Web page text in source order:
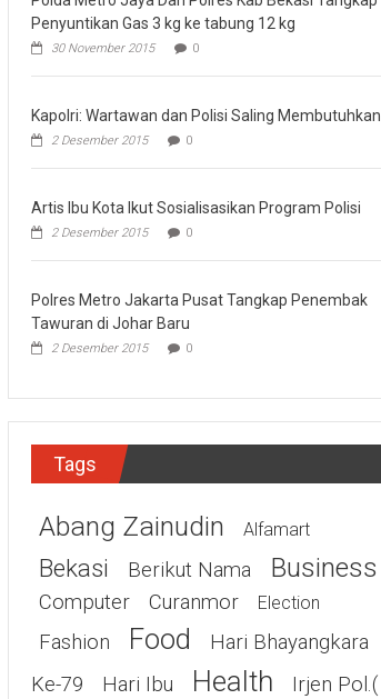
Penyuntikan Gas 3 kg ke tabung 12 kg
30 November 2015 0
Kapolri: Wartawan dan Polisi Saling Membutuhkan
2 Desember 2015 0
Artis Ibu Kota Ikut Sosialisasikan Program Polisi
2 Desember 2015 0
Polres Metro Jakarta Pusat Tangkap Penembak
Tawuran di Johar Baru
2 Desember 2015 0
Tags
Abang Zainudin Alfamart
Bekasi Berikut Nama Business
Computer Curanmor Election
Fashion Food
Hari Bhayangkara
Ke-79
Hari Ibu Health
Irjen Pol.(